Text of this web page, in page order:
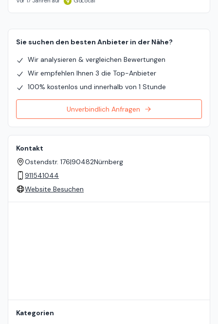
Sie suchen den besten Anbieter in der Nähe?
Wir analysieren & vergleichen Bewertungen
Wir empfehlen Ihnen 3 die Top-Anbieter
100% kostenlos und innerhalb von 1 Stunde
Unverbindlich Anfragen
Kontakt
Ostendstr. 176|90482Nürnberg
911541044
Website Besuchen
Kategorien